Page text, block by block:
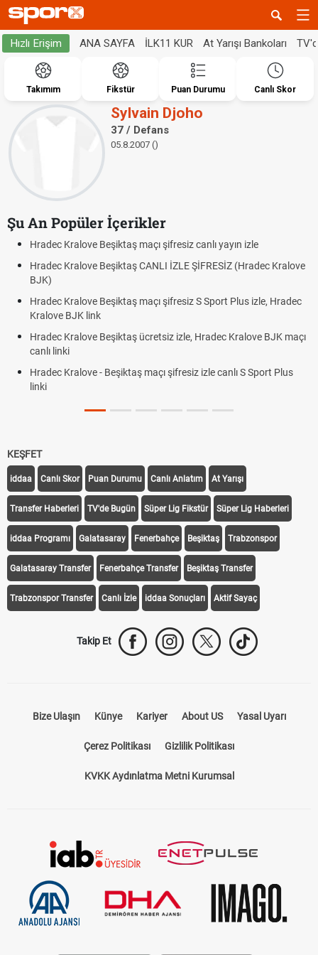
Hızlı Erişim ANA SAYFA İLK11 KUR At Yarışı Bankoları
Takımım Fikstür Puan Durumu Canlı Skor
Sylvain Djoho
37 / Defans
05.8.2007 ()
Şu An Popüler İçerikler
Hradec Kralove Beşiktaş maçı şifresiz canlı yayın izle
Hradec Kralove Beşiktaş CANLI İZLE ŞİFRESİZ (Hradec Kralove
BJK)
Hradec Kralove Beşiktaş maçı şifresiz S Sport Plus izle, Hradec
Kralove BJK link
Hradec Kralove Beşiktaş ücretsiz izle, Hradec Kralove BJK maçı
canlı linki
Hradec Kralove - Beşiktaş maçı şifresiz izle canlı S Sport Plus
linki
KEŞFET
iddaa Canlı Skor Puan Durumu Canlı Anlatım At Yarışı
Transfer Haberleri TV'de Bugün Süper Lig Fikstür Süper Lig Haberleri
iddaa Programı Galatasaray Fenerbahçe Beşiktaş Trabzonspor
Galatasaray Transfer Fenerbahçe Transfer Beşiktaş Transfer
Trabzonspor Transfer Canlı İzle iddaa Sonuçları Aktif Sayaç
Takip Et
Bize Ulaşın Künye Kariyer About US Yasal Uyarı
Çerez Politikası Gizlilik Politikası
KVKK Aydınlatma Metni Kurumsal